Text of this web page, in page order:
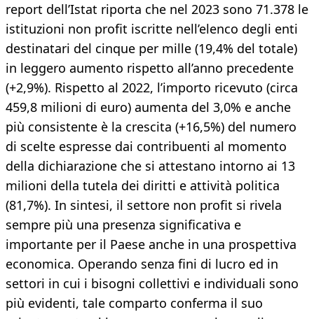
report dell’Istat riporta che nel 2023 sono 71.378 le
istituzioni non profit iscritte nell’elenco degli enti
destinatari del cinque per mille (19,4% del totale)
in leggero aumento rispetto all’anno precedente
(+2,9%). Rispetto al 2022, l’importo ricevuto (circa
459,8 milioni di euro) aumenta del 3,0% e anche
più consistente è la crescita (+16,5%) del numero
di scelte espresse dai contribuenti al momento
della dichiarazione che si attestano intorno ai 13
milioni della tutela dei diritti e attività politica
(81,7%). In sintesi, il settore non profit si rivela
sempre più una presenza significativa e
importante per il Paese anche in una prospettiva
economica. Operando senza fini di lucro ed in
settori in cui i bisogni collettivi e individuali sono
più evidenti, tale comparto conferma il suo